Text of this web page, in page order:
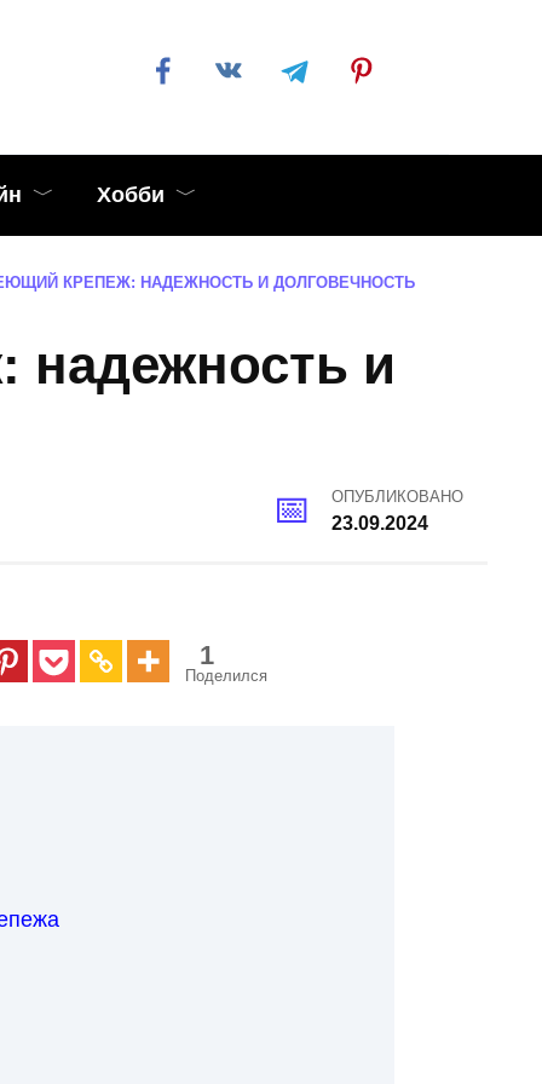
Хобби
КРЕПЕЖ: НАДЕЖНОСТЬ И ДОЛГОВЕЧНОСТЬ
надежность и
ОПУБЛИКОВАНО
23.09.2024
1
Поделился